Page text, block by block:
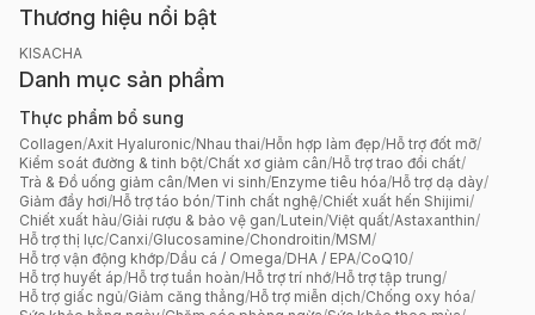
Thương hiệu nổi bật
KISACHA
Danh mục sản phẩm
Thực phẩm bổ sung
Collagen/Axit Hyaluronic/Nhau thai/Hỗn hợp làm đẹp/Hỗ trợ đốt mỡ/
Kiểm soát đường & tinh bột/Chất xơ giảm cân/Hỗ trợ trao đổi chất/
Trà & Đồ uống giảm cân/Men vi sinh/Enzyme tiêu hóa/Hỗ trợ dạ dày/
Giảm đầy hơi/Hỗ trợ táo bón/Tinh chất nghệ/Chiết xuất hến Shijimi/
Chiết xuất hàu/Giải rượu & bảo vệ gan/Lutein/Việt quất/Astaxanthin/
Hỗ trợ thị lực/Canxi/Glucosamine/Chondroitin/MSM/
Hỗ trợ vận động khớp/Dầu cá / Omega/DHA / EPA/CoQ10/
Hỗ trợ huyết áp/Hỗ trợ tuần hoàn/Hỗ trợ trí nhớ/Hỗ trợ tập trung/
Hỗ trợ giấc ngủ/Giảm căng thẳng/Hỗ trợ miễn dịch/Chống oxy hóa/